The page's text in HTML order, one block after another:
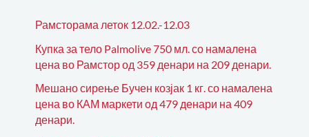
Рамсторама леток 12.02.-12.03
Купка за тело Palmolive 750 мл. со намалена
цена во Рамстор од 359 денари на 209 денари.
Мешано сирење Бучен козјак 1 кг. со намалена
цена во КАМ маркети од 479 денари на 409
денари.